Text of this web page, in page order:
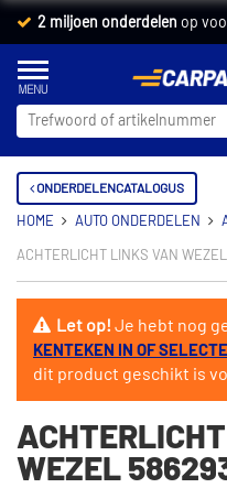
2 miljoen onderdelen op
ONDERDELENCATALOGUS
HOME AUTO ONDERDELEN
ACHTERLICHT LINKS VAN
Let op!Je hebt nog
KENTEKEN IN OF
dit product geschikt is
WEZEL